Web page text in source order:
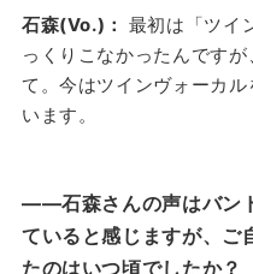
石森(Vo.)： 最初は「ツイ
っくりこなかったんです
て。今はツインヴォーカ
います。
——石森さんの声はバン
ていると感じますが、ご
たのはいつ頃でしたか？